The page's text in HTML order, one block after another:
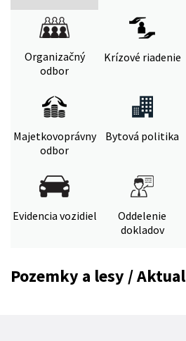
Organizačný
odbor
Krízové riadenie
Majetkovoprávny
odbor
Bytová politika
Evidencia vozidiel
Oddelenie
dokladov
Pozemky a lesy /